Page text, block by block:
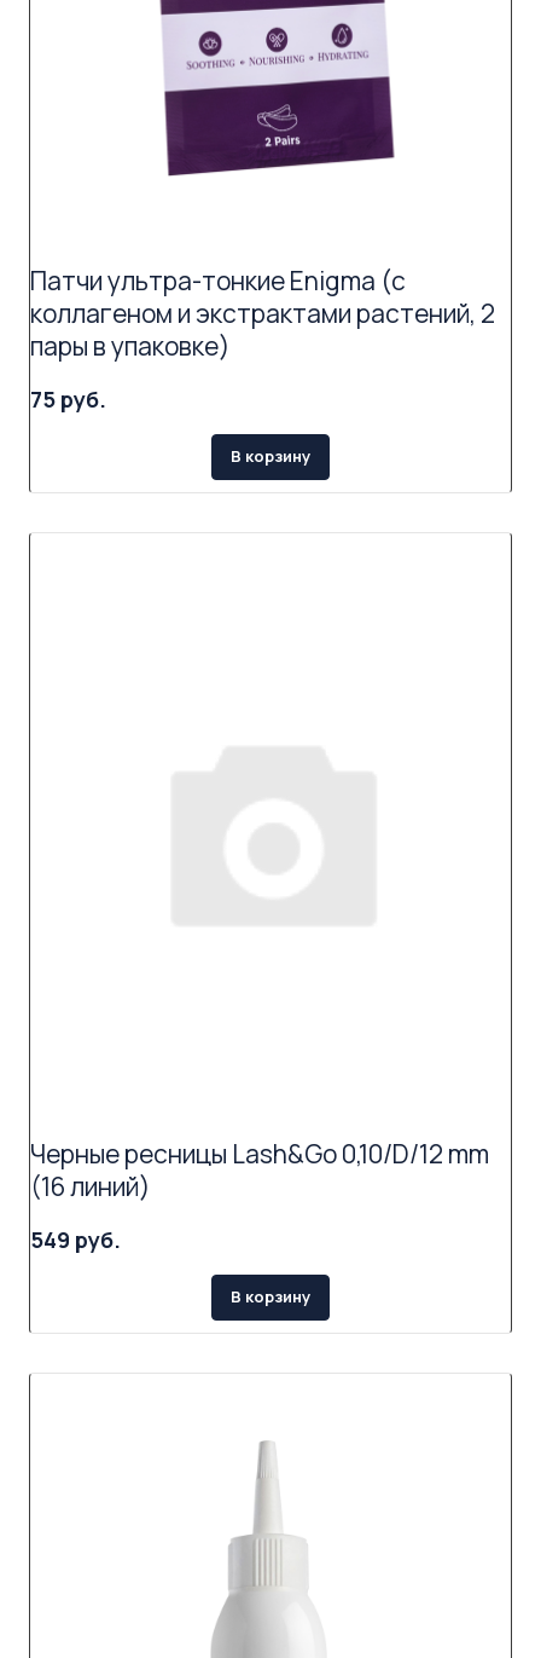
Патчи ультра-тонкие Enigma (с
коллагеном и экстрактами растений, 2
пары в упаковке)
75 руб.
В корзину
Черные ресницы Lash&Go 0,10/D/12 mm
(16 линий)
549 руб.
В корзину